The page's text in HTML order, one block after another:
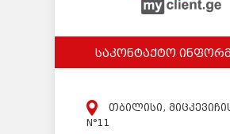
საკონტაქტო
თბილისი,
N°11